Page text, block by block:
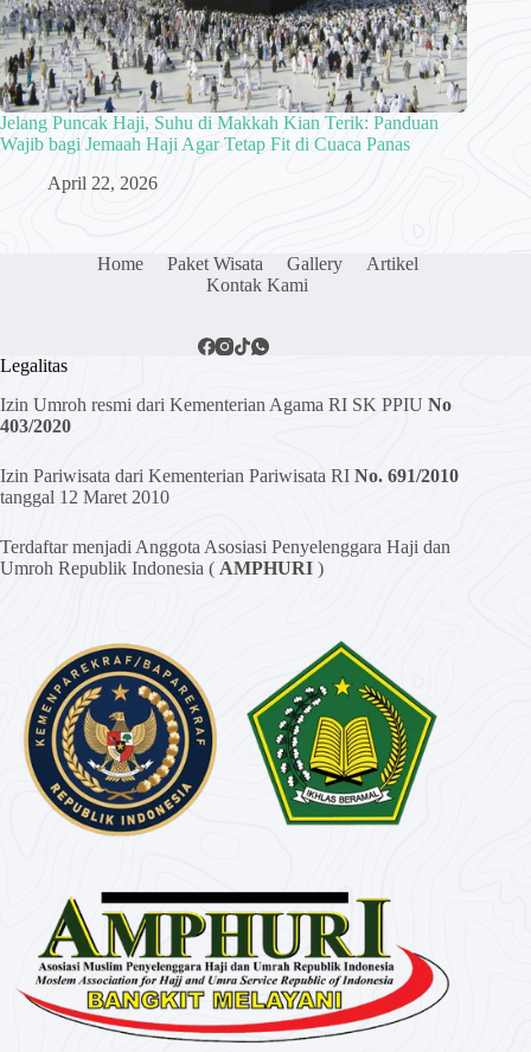
Jelang Puncak Haji, Suhu di Makkah Kian Terik: Panduan
Wajib bagi Jemaah Haji Agar Tetap Fit di Cuaca Panas
April 22, 2026
Home Paket Wisata Gallery
Artikel
Kontak Kami
Legalitas
Izin Umroh resmi dari Kementerian Agama RI SK PPIU No
403/2020
Izin Pariwisata dari Kementerian Pariwisata RI No. 691/2010
tanggal 12 Maret 2010
Terdaftar menjadi Anggota Asosiasi Penyelenggara Haji dan
Umroh Republik Indonesia ( AMPHURI )